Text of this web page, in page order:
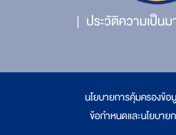
ประวัติความเป็น
นโยบายการคุ้มครองข้
ข้อกำหนดและนโยบาย